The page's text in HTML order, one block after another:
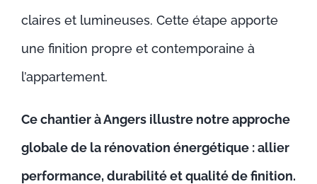
claires et lumineuses. Cette étape apporte
une finition propre et contemporaine à
l’appartement.
Ce chantier à Angers illustre notre approche
globale de la rénovation énergétique : allier
performance, durabilité et qualité de finition.